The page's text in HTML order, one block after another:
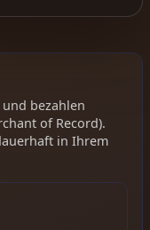
bezahlen
of Record).
in Ihrem